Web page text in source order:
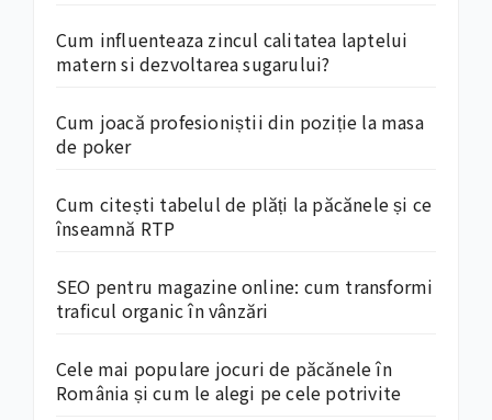
Cum influenteaza zincul calitatea laptelui
matern si dezvoltarea sugarului?
Cum joacă profesioniștii din poziție la masa
de poker
Cum citești tabelul de plăți la păcănele și ce
înseamnă RTP
SEO pentru magazine online: cum transformi
traficul organic în vânzări
Cele mai populare jocuri de păcănele în
România și cum le alegi pe cele potrivite